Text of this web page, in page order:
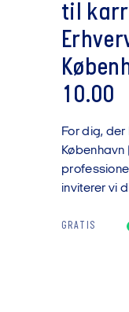
til
10.00
For dig,
inviterer vi
GRATIS